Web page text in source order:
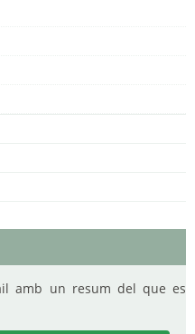
amb un resum del que es